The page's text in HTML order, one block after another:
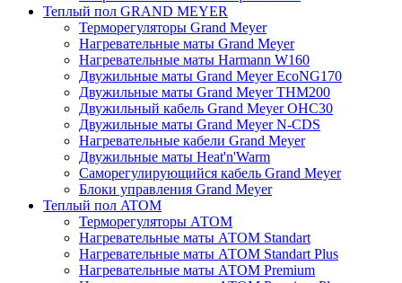
Теплый пол GRAND MEYER
Терморегуляторы Grand Meyer
Нагревательные маты Grand Meyer
Нагревательные маты Harmann W160
Двужильные маты Grand Meyer EcoNG170
Двужильные маты Grand Meyer THM200
Двужильный кабель Grand Meyer OHC30
Двужильные маты Grand Meyer N-CDS
Нагревательные кабели Grand Meyer
Двужильные маты Heat'n'Warm
Саморегулирующийся кабель Grand Meyer
Блоки управления Grand Meyer
Теплый пол ATOM
Терморегуляторы АТОМ
Нагревательные маты АТОМ Standart
Нагревательные маты АТОМ Standart Plus
Нагревательные маты АТОМ Premium